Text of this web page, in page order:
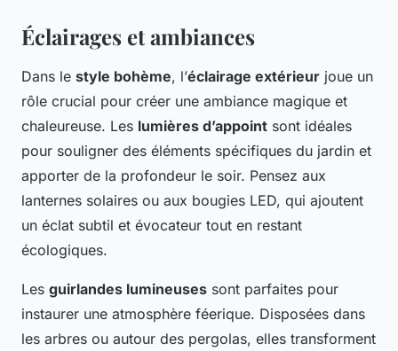
Éclairages et ambiances
Dans le style bohème, l’éclairage extérieur joue un
rôle crucial pour créer une ambiance magique et
chaleureuse. Les lumières d’appoint sont idéales
pour souligner des éléments spécifiques du jardin et
apporter de la profondeur le soir. Pensez aux
lanternes solaires ou aux bougies LED, qui ajoutent
un éclat subtil et évocateur tout en restant
écologiques.
Les guirlandes lumineuses sont parfaites pour
instaurer une atmosphère féerique. Disposées dans
les arbres ou autour des pergolas, elles transforment